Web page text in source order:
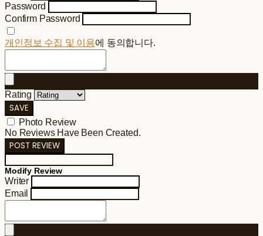
Password
Confirm Password
개인정보 수집 및 이용에 동의합니다.
Rating
SAVE
Photo Review
No Reviews Have Been Created.
POST REVIEW
Modify Review
Writer
Email